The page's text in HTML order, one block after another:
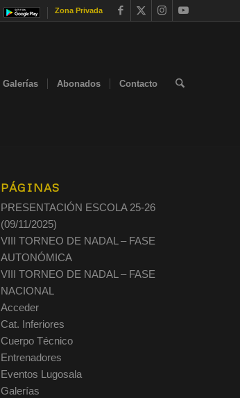
Zona Privada
Galerías Abonados Contacto
PÁGINAS
PRESENTACIÓN ESCOLA 25-26
(09/11/2025)
VIII TORNEO DE NADAL – FASE
AUTONÓMICA
VIII TORNEO DE NADAL – FASE
NACIONAL
Acceder
Cat. Inferiores
Cuerpo Técnico
Entrenadores
Eventos Lugosala
Galerías